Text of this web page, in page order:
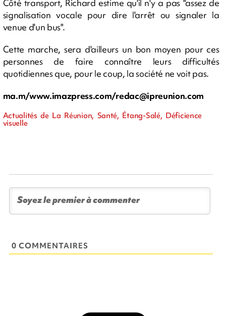
Côté transport, Richard estime qu'il n'y a pas "assez de
signalisation vocale pour dire l'arrêt ou signaler la
venue d'un bus".
Cette marche, sera d'ailleurs un bon moyen pour ces
personnes de faire connaître leurs difficultés
quotidiennes que, pour le coup, la société ne voit pas.
ma.m/www.imazpress.com/redac@ipreunion.com
Actualités de La Réunion, Santé, Étang-Salé, Déficience
visuelle
0 COMMENTAIRES